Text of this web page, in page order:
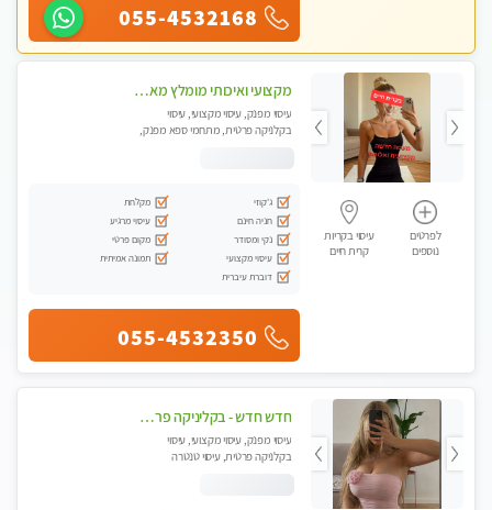
055-4532168
לפרטים
נוספים
עיסוי בקריות
קרית חיים
מקצועי ואיכותי מומלץ מאוד!! ממתינה לך שתגיע מעסה פרטית בוא ותבין מזה עיסוי מפנק … ❤️
עיסוי מפנק, עיסוי מקצועי, עיסוי
בקלניקה פרטית, מתחמי ספא מפנק,
ג'קוזי
מקלחת
חניה חינם
עיסוי מרגיע
נקי ומסודר
מקום פרטי
עיסוי מקצועי
תמונה אמיתית
דוברת עיברית
055-4532350
חדש חדש - בקליניקה פרטית עיסוי לחידוש אנרגיות עיסוי חלומי מומלץ מאוד !
עיסוי מפנק, עיסוי מקצועי, עיסוי
בקלניקה פרטית, עיסוי טנטרה